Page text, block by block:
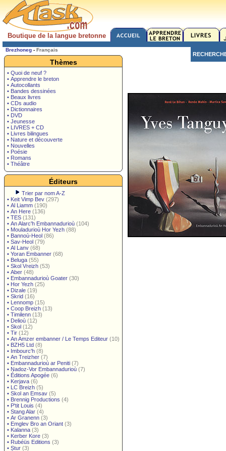
Boutique de la langue bretonne
Brezhoneg - Français
Thèmes
• Quoi de neuf ?
• Apprendre le breton
• Autocollants
• Bandes dessinées
• Beaux livres
• CDs audio
• Dictionnaires
• DVD
• Jeunesse
• LIVRES + CD
• Livres bilingues
• Nature et découverte
• Nouvelles
• Poésie
• Romans
• Théâtre
Éditeurs
Trier par nom A-Z
• Keit Vimp Bev (297)
• Al Liamm (190)
• An Here (136)
• TES (131)
• An Alarc'h Embannadurioù (104)
• Mouladurioù Hor Yezh (88)
• Bannoù-Heol (86)
• Sav-Heol (79)
• Al Lanv (68)
• Yoran Embanner (68)
• Beluga (55)
• Skol Vreizh (53)
• Aber (48)
• Embannadurioù Goater (30)
• Hor Yezh (25)
• Dizale (19)
• Skrid (16)
• Lennomp (15)
• Coop Breizh (13)
• Timilenn (13)
• Delioù (12)
• Skol (12)
• Tir (12)
• An Amzer embanner / Le Temps Editeur (10)
• BZH5 Ltd (8)
• Imbourc'h (8)
• An Treizher (7)
• Embannadurioù ar Peniti (7)
• Nadoz-Vor Embannadurioù (7)
• Éditions Apogée (6)
• Kerjava (6)
• LC Breizh (5)
• Skol an Emsav (5)
• Brennig Productions (4)
• P'tit Louis (4)
• Stang Alar (4)
• Ar Granenn (3)
• Emglev Bro an Oriant (3)
• Kalanna (3)
• Kerber Kore (3)
• Rubéüs Editions (3)
• Stur (3)